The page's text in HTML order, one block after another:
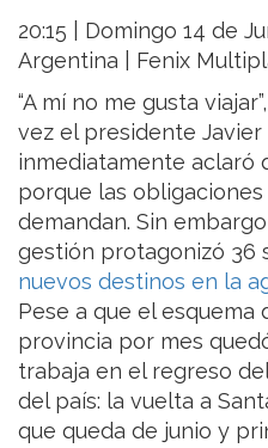
20:15 | Domingo 14 de
Argentina | Fenix
“A mí no me gusta
vez el presidente Javier
inmediatamente aclaró
porque las
demandan. Sin
gestión protagonizó 36
nuevos destinos en la
Pese a que el esquema
provincia por mes
trabaja en el regreso
del país: la vuelta a
que queda de junio y